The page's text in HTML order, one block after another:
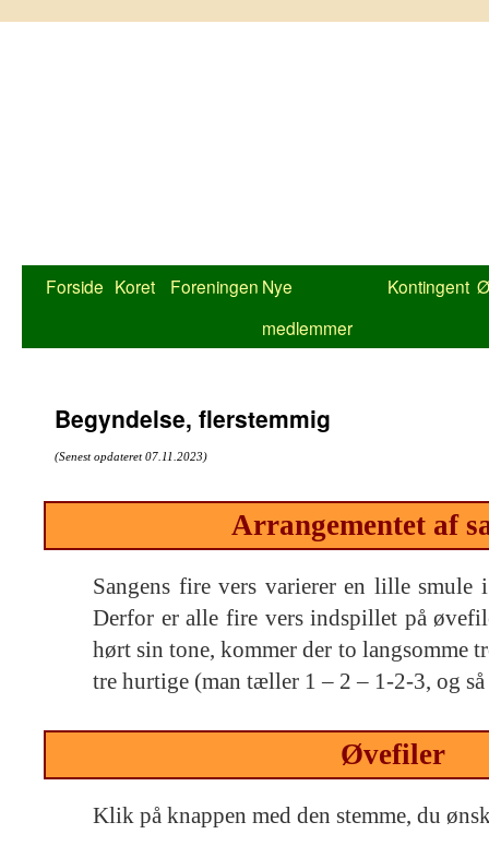
Forside Koret Foreningen Nye
medlemmer
Kontingent
Begyndelse, flerstemmig
(Senest opdateret 07.11.2023)
Arrangementet af
Sangens fire vers varierer en lille
Derfor er alle fire vers indspillet på
hørt sin tone, kommer der to langsomme
tre hurtige (man tæller 1 – 2 – 1-2-3, og så
Øvefiler
Klik på knappen med den stemme, du